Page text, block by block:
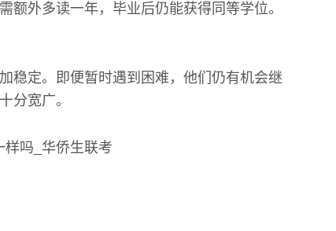
额外多读一年，毕业后仍能获得同等学位。
稳定。即便暂时遇到困难，他们仍有机会继
分宽广。